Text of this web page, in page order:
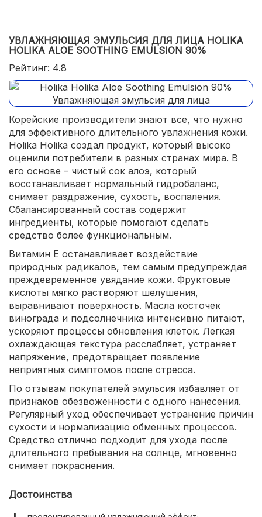
УВЛАЖНЯЮЩАЯ ЭМУЛЬСИЯ ДЛЯ ЛИЦА HOLIKA
HOLIKA ALOE SOOTHING EMULSION 90%
Рейтинг: 4.8
Корейские производители знают все, что нужно
для эффективного длительного увлажнения кожи.
Holika Holika создал продукт, который высоко
оценили потребители в разных странах мира. В
его основе – чистый сок алоэ, который
восстанавливает нормальный гидробаланс,
снимает раздражение, сухость, воспаления.
Сбалансированный состав содержит
ингредиенты, которые помогают сделать
средство более функциональным.
Витамин Е останавливает воздействие
природных радикалов, тем самым предупреждая
преждевременное увядание кожи. Фруктовые
кислоты мягко растворяют шелушения,
выравнивают поверхность. Масла косточек
винограда и подсолнечника интенсивно питают,
ускоряют процессы обновления клеток. Легкая
охлаждающая текстура расслабляет, устраняет
напряжение, предотвращает появление
неприятных симптомов после стресса.
По отзывам покупателей эмульсия избавляет от
признаков обезвоженности с одного нанесения.
Регулярный уход обеспечивает устранение причин
сухости и нормализацию обменных процессов.
Средство отлично подходит для ухода после
длительного пребывания на солнце, мгновенно
снимает покраснения.
Достоинства